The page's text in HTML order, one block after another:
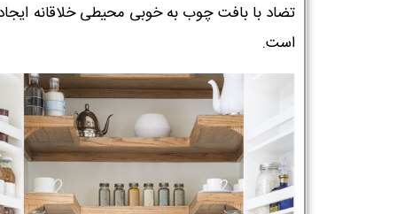
تضاد با بافت چوب به خوبی محیطی خلاقانه
است.